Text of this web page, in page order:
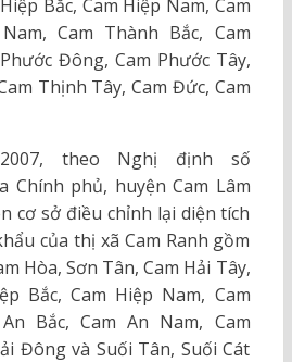
Bắc, Cam Hiệp Nam, Cam
Cam Thành Bắc, Cam
Đông, Cam Phước Tây,
Thịnh Tây, Cam Đức, Cam
theo Nghị định số
Chính phủ, huyện Cam Lâm
cơ sở điều chỉnh lại diện tích
của thị xã Cam Ranh gồm
Hòa, Sơn Tân, Cam Hải Tây,
Bắc, Cam Hiệp Nam, Cam
Bắc, Cam An Nam, Cam
Đông và Suối Tân, Suối Cát